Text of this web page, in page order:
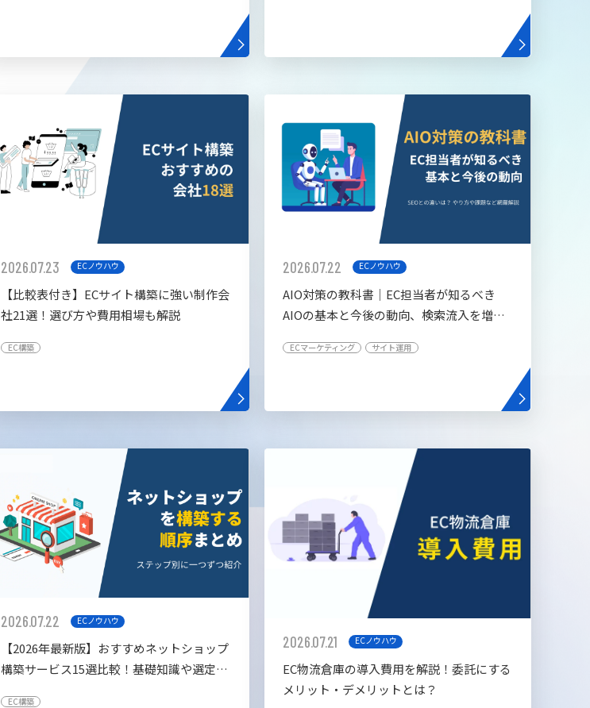
2026.07.23 ECノウハウ
【比較表付き】ECサイト構築に強い制作会
社21選！選び方や費用相場も解説
EC構築
2026.07.22 ECノウハウ
AIO対策の教科書│EC担当者が知るべき
AIOの基本と今後の動向、検索流入を増や
ECマーケティング サイト運用
2026.07.22 ECノウハウ
【2026年最新版】おすすめネットショップ
構築サービス15選比較！基礎知識や選定基
EC構築
2026.07.21 ECノウハウ
EC物流倉庫の導入費用を解説！委託にする
メリット・デメリットとは？